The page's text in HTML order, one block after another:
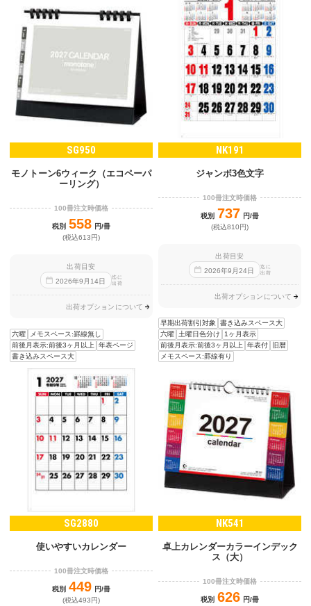
SG950
モノトーン6ウィーク（エコペーパ
ーリング）
100冊注文時価格
税別 558 円/冊
(税込613円)
出荷目安
2026年9 月14日
迄に
出荷
出荷オプションについて
六曜
メモスペース:罫線無し
前後月表示:前後3ヶ月以上
年表ページ
書き込みスペース大
NK191
ジャンボ3色文字
100冊注文時価格
税別 737 円/冊
(税込810円)
出荷目安
2026年9 月24日
迄に
出荷
出荷オプションについて
早期出荷割引対象
書き込みスペース大
六曜
土曜日色分け
1ヶ月表示
前後月表示:前後3ヶ月以上
年表付
旧暦
メモスペース:罫線有り
SG2880
使いやすいカレンダー
100冊注文時価格
税別 449 円/冊
(税込493円)
NK541
卓上カレンダーカラーインデック
ス（大）
100冊注文時価格
税別 626 円/冊